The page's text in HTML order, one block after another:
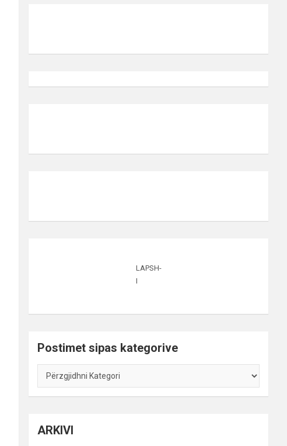
LAPSH-
I
Postimet sipas kategorive
Postimet
sipas
kategorive
ARKIVI